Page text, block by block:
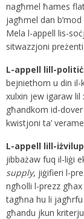
nagħmel ħames
jagħmel dan
Mela l-appell lis-
sitwazzjoni
L-appell lill-
bejniethom u din
xulxin jew igaraw lil
għandkom id-
kwistjoni ta’
L-appell lill-
jibbażaw fuq il-liġi
supply, jiġifieri l-
ngħolli l-prezz
tagħna hu li
għandu jkun